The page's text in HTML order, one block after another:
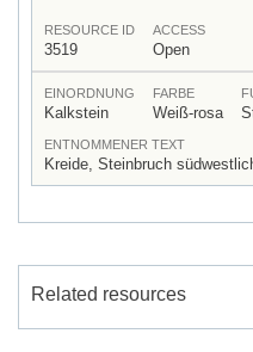
RESOURCE ID
3519
ACCESS
Open
EINORDNUNG
Kalkstein
FARBE
Weiß-rosa
ENTNOMMENER TEXT
Kreide, Steinbruch
Related resources